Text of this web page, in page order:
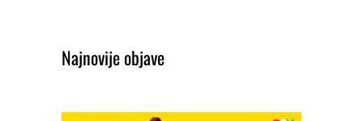
Najnovije objave